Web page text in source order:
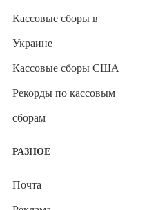
Кассовые сборы в
Украине
Кассовые сборы США
Рекорды по кассовым
сборам
РАЗНОЕ
Почта